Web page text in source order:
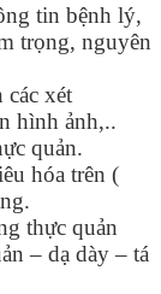
tin bệnh lý,
trọng, nguyên
các xét
hình ảnh,..
quản.
hóa trên (
thực quản
– dạ dày – tá